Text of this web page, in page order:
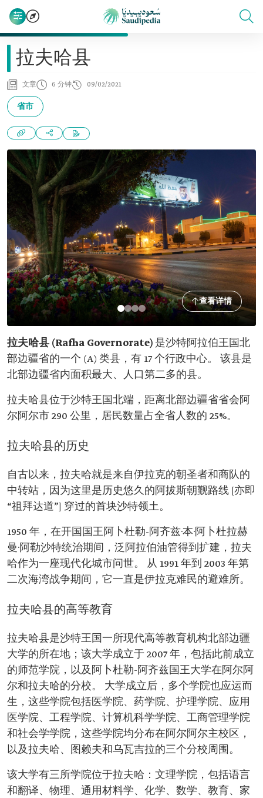
拉夫哈县
文章 6 分钟 09/02/2021
省市
查看详情
拉夫哈县 (Rafha Governorate) 是沙特阿拉伯王国北
部边疆省的一个 (A) 类县，有 17 个行政中心。 该县是
北部边疆省内面积最大、人口第二多的县。
拉夫哈县位于沙特王国北端，距离北部边疆省省会阿
尔阿尔市 290 公里，居民数量占全省人数的 25%。
拉夫哈县的历史
自古以来，拉夫哈就是来自伊拉克的朝圣者和商队的
中转站，因为这里是历史悠久的阿拔斯朝觐路线 [亦即
“祖拜达道”] 穿过的首块沙特领土。
1950 年，在开国国王阿卜杜勒-阿齐兹·本·阿卜杜拉赫
曼·阿勒沙特统治期间，泛阿拉伯油管得到扩建，拉夫
哈作为一座现代化城市问世。 从 1991 年到 2003 年第
二次海湾战争期间，它一直是伊拉克难民的避难所。
拉夫哈县的高等教育
拉夫哈县是沙特王国一所现代高等教育机构北部边疆
大学的所在地；该大学成立于 2007 年，包括此前成立
的师范学院，以及阿卜杜勒-阿齐兹国王大学在阿尔阿
尔和拉夫哈的分校。 大学成立后，多个学院也应运而
生，这些学院包括医学院、药学院、护理学院、应用
医学院、工程学院、计算机科学学院、工商管理学院
和社会学学院，这些学院均分布在阿尔阿尔主校区，
以及拉夫哈、图赖夫和乌瓦吉拉的三个分校周围。
该大学有三所学院位于拉夫哈：文理学院，包括语言
和翻译、物理、通用材料学、化学、数学、教育、家